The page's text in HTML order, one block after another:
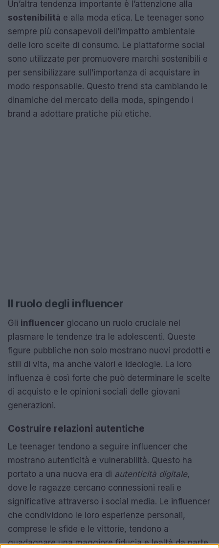
Un’altra tendenza importante è l’attenzione alla
sostenibilità e alla moda etica. Le teenager sono
sempre più consapevoli dell’impatto ambientale
delle loro scelte di consumo. Le piattaforme social
sono utilizzate per promuovere marchi sostenibili e
per sensibilizzare sull’importanza di acquistare in
modo responsabile. Questo trend sta cambiando le
dinamiche del mercato della moda, spingendo i
brand a adottare pratiche più etiche.
Il ruolo degli influencer
Gli influencer giocano un ruolo cruciale nel
plasmare le tendenze tra le adolescenti. Queste
figure pubbliche non solo mostrano nuovi prodotti e
stili di vita, ma anche valori e ideologie. La loro
influenza è così forte che può determinare le scelte
di acquisto e le opinioni sociali delle giovani
generazioni.
Costruire relazioni autentiche
Le teenager tendono a seguire influencer che
mostrano autenticità e vulnerabilità. Questo ha
portato a una nuova era di autenticità digitale,
dove le ragazze cercano connessioni reali e
significative attraverso i social media. Le influencer
che condividono le loro esperienze personali,
comprese le sfide e le vittorie, tendono a
guadagnare una maggiore fiducia e lealtà da parte